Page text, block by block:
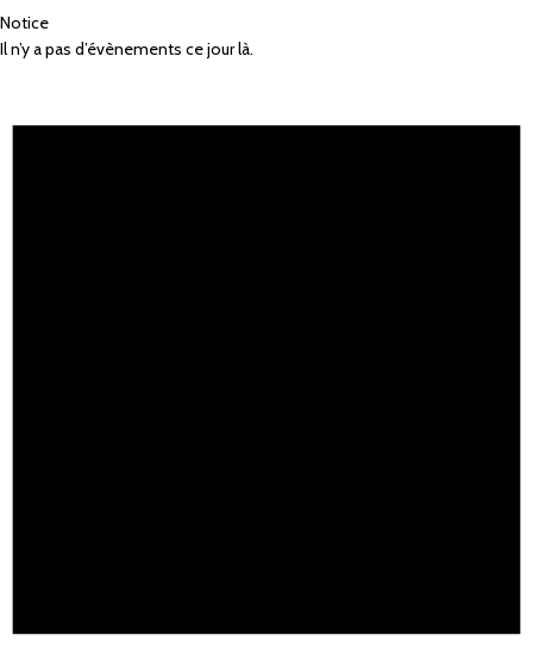
Notice
Il n’y a pas d’évènements ce jour là.